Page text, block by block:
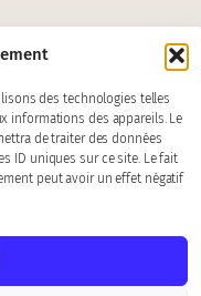
des technologies telles
informations des appareils. Le
de traiter des données
ID uniques sur ce site. Le fait
peut avoir un effet négatif